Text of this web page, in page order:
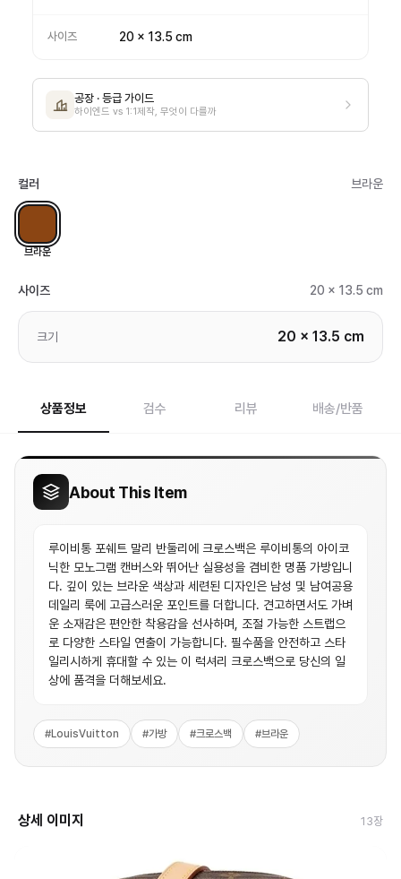
사이즈 20 x 13.5 cm
공장 · 등급 가이드
하이엔드 vs 1:1제작, 무엇이 다를까
컬러 브라운
브라운
사이즈 20 x 13.5 cm
크기 20 x 13.5 cm
상품정보 검수 리뷰 배송/반품
About This Item
루이비통 포쉐트 말리 반둘리에 크로스백은 루이비통의 아이코
닉한 모노그램 캔버스와 뛰어난 실용성을 겸비한 명품 가방입니
다. 깊이 있는 브라운 색상과 세련된 디자인은 남성 및 남여공용
데일리 룩에 고급스러운 포인트를 더합니다. 견고하면서도 가벼
운 소재감은 편안한 착용감을 선사하며, 조절 가능한 스트랩으
로 다양한 스타일 연출이 가능합니다. 필수품을 안전하고 스타
일리시하게 휴대할 수 있는 이 럭셔리 크로스백으로 당신의 일
상에 품격을 더해보세요.
#LouisVuitton #가방 #크로스백 #브라운
상세 이미지 13장